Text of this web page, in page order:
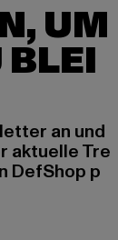
UM
BLEI
an und
aktuelle Tre
DefShop p